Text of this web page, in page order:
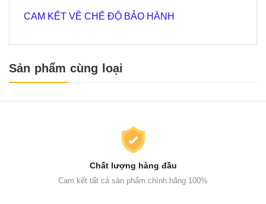
CAM KẾT VỀ CHẾ ĐỘ BẢO HÀNH
Sản phẩm cùng loại
Chất lượng hàng đầu
Cam kết tất cả sản phẩm chính hãng 100%